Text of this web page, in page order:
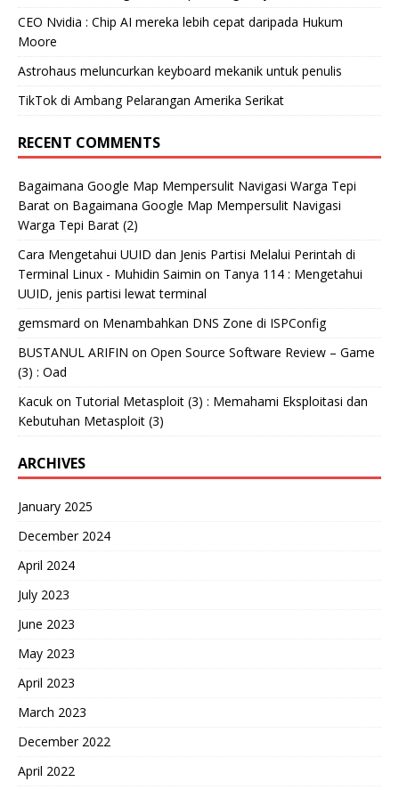
CEO Nvidia : Chip AI mereka lebih cepat daripada Hukum
Moore
Astrohaus meluncurkan keyboard mekanik untuk penulis
TikTok di Ambang Pelarangan Amerika Serikat
RECENT COMMENTS
Bagaimana Google Map Mempersulit Navigasi Warga Tepi
Barat on Bagaimana Google Map Mempersulit Navigasi
Warga Tepi Barat (2)
Cara Mengetahui UUID dan Jenis Partisi Melalui Perintah di
Terminal Linux - Muhidin Saimin on Tanya 114 : Mengetahui
UUID, jenis partisi lewat terminal
gemsmard on Menambahkan DNS Zone di ISPConfig
BUSTANUL ARIFIN on Open Source Software Review – Game
(3) : Oad
Kacuk on Tutorial Metasploit (3) : Memahami Eksploitasi dan
Kebutuhan Metasploit (3)
ARCHIVES
January 2025
December 2024
April 2024
July 2023
June 2023
May 2023
April 2023
March 2023
December 2022
April 2022